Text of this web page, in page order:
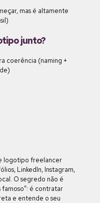
mas é altamente
junto?
coerência (naming +
logotipo freelancer
LinkedIn, Instagram,
O segredo não é
famoso”: é contratar
e entende o seu